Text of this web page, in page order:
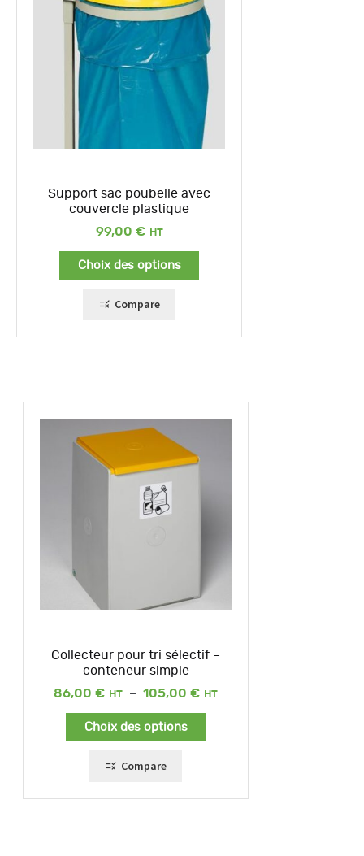
Support sac poubelle avec
couvercle plastique
99,00 €
Choix des options
Compare
Collecteur pour tri sélectif –
conteneur simple
86,00 € – 105,00 €
Plage
Choix des options
Compare